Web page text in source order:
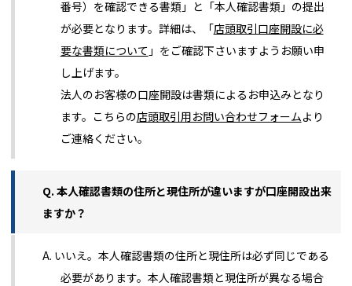
番号）を確認できる書類」と「本人確認書類」の提出
が必要となります。詳細は、「店頭取引口座開設に必
要な書類について 」 をご確認下さいますようお願い申
し上げます。
法人のお客様の口座開設は書類によるお申込みとなり
ます。こちらの店頭取引用お問い合わせフォームより
ご連絡ください。
Q. 本人確認書類の住所と現住所が違いますが口座開設出来
ますか？
A. いいえ。本人確認書類の住所と現住所は必ず同じである
必要があります。本人確認書類と現住所が異なる場合